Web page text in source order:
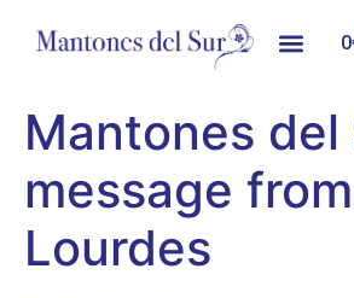
0
Mantones del
message from
Lourdes